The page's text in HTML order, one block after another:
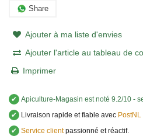
Share
Ajouter à ma liste d'envies
Ajouter l'article au tableau de
Imprimer
✔ Apiculture-Magasin est noté 9.2/10 -
✔
Livraison rapide et fiable avec PostNL
✔ Service clientpassionné et réactif.